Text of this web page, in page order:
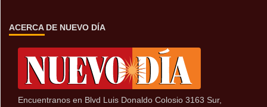
ACERCA DE NUEVO DÍA
Encuentranos en Blvd Luis Donaldo Colosio 3163 Sur,